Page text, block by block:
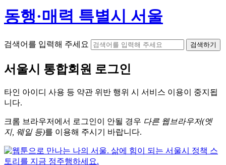
동행·매력 특별시 서울
검색어를 입력해 주세요 검색하기
서울시 통합회원 로그인
타인 아이디 사용 등 약관 위반 행위 시 서비스 이용이 중지됩
니다.
크롬 브라우저에서 로그인이 안될 경우 다른 웹브라우저(엣
지, 웨일 등)를 이용해 주시기 바랍니다.